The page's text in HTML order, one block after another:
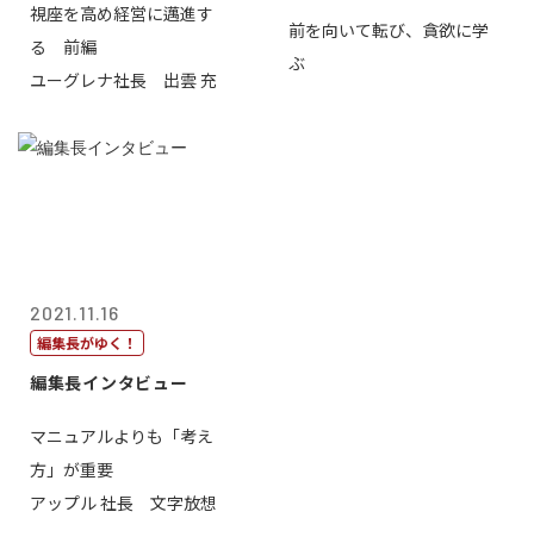
視座を高め経営に邁進す
る 前編
ユーグレナ社長 出雲 充
前を向いて転び、貪欲に学
ぶ
2021.11.16
編集長がゆく！
編集長インタビュー
マニュアルよりも「考え
方」が重要
アップル 社長 文字放想